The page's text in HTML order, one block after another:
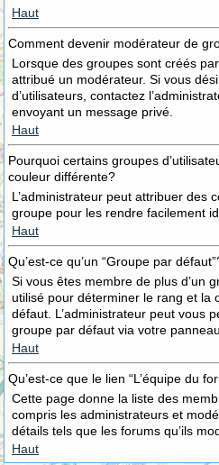
Haut
Comment devenir modérateur de
Lorsque des groupes sont créés
attribué un modérateur. Si vous
d’utilisateurs, contactez
envoyant un message privé.
Haut
Pourquoi certains groupes
couleur différente?
L’administrateur peut attribuer des
groupe pour les rendre facilement
Haut
Qu’est-ce qu’un “Groupe par
Si vous êtes membre de plus d’un
utilisé pour déterminer le rang et la
défaut. L’administrateur peut vous
groupe par défaut via votre panneau
Haut
Qu’est-ce que le lien “L’équipe du
Cette page donne la liste des
compris les administrateurs et
détails tels que les forums qu’ils
Haut